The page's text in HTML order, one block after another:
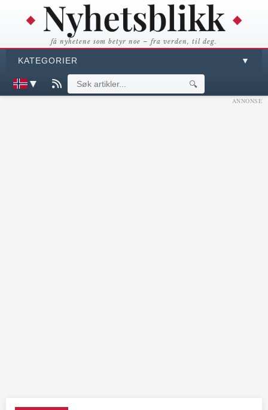
få nyhetene som betyr noe – fra verden, til deg.
KATEGORIER ▼
▼ 🔍
ANNONSE